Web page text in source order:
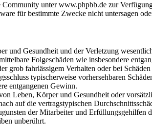
unter www.phpbb.de zur
für bestimmte Zwecke nicht untersagen
und Gesundheit und der Verletzung
Folgeschäden wie insbesondere
grob fahrlässigem Verhalten oder bei
typischerweise vorhersehbaren
entgangenen Gewinn.
Leben, Körper und Gesundheit oder
auf die vertragstypischen
der Mitarbeiter und Erfüllungsgehilfen
unberührt.